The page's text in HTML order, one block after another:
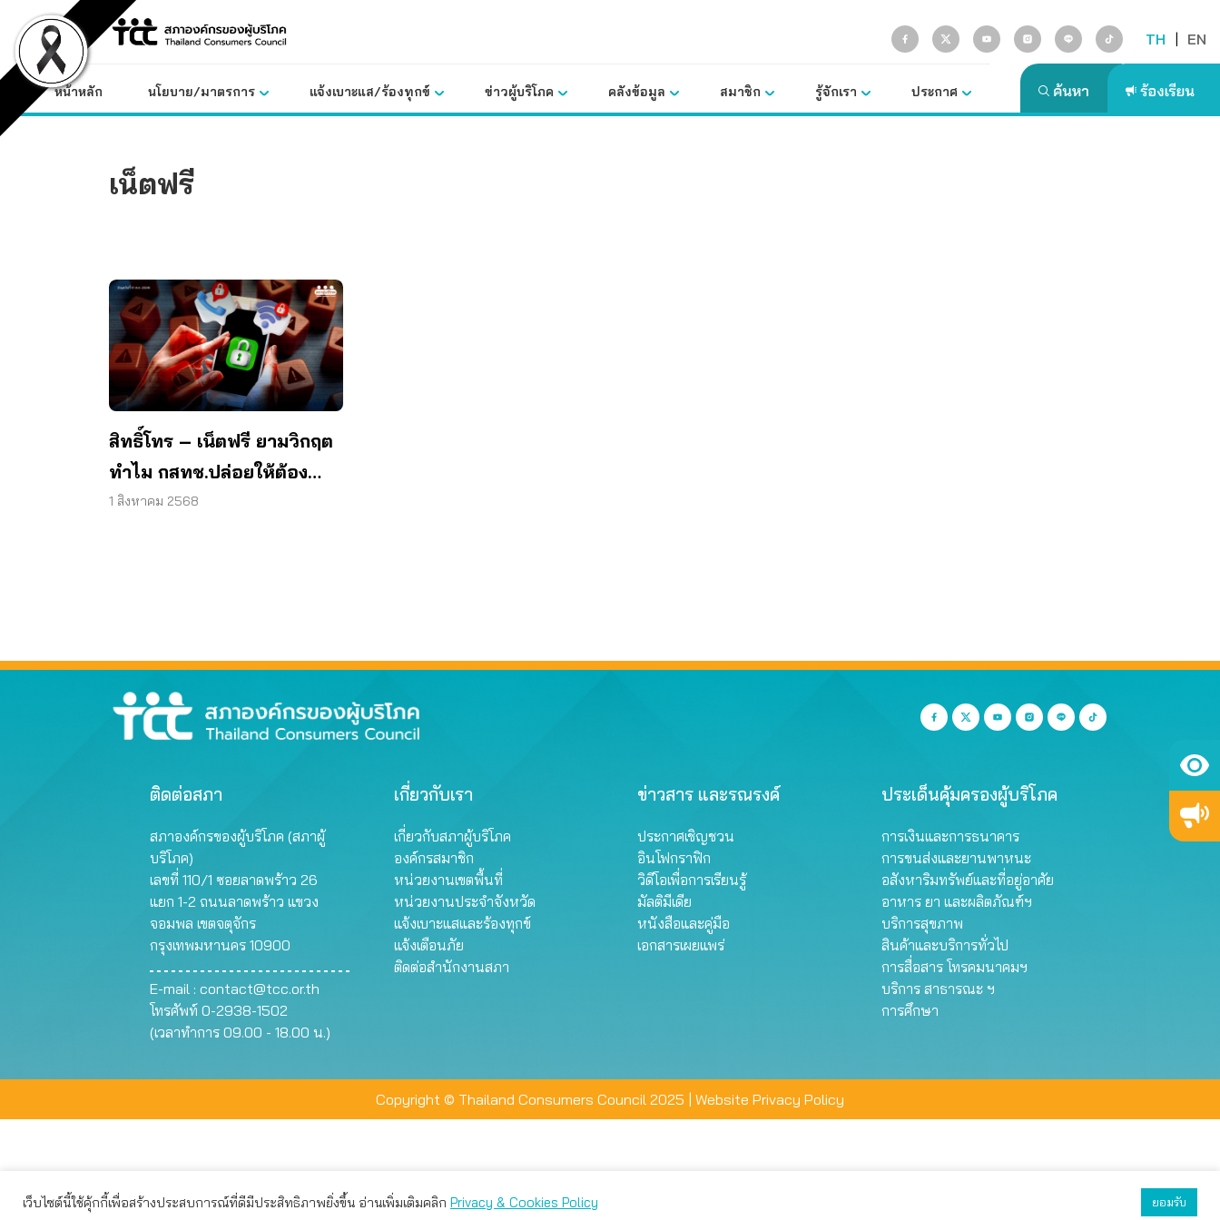
content
TH | EN
หน้าหลัก นโยบาย/มาตรการ แจ้งเบาะแส/ร้องทุกข์ ข่าวผู้บริโภค คลังข้อมูล สมาชิก รู้จักเรา ประกาศ
เน็ตฟรี
สิทธิ์โทร – เน็ตฟรี ยามวิกฤต
ทำไม กสทช.ปล่อยให้ต้อง
“กดรับ”
1 สิงหาคม 2568
ติดต่อสภา
สภาองค์กรของผู้บริโภค (สภาผู้
บริโภค)
เลขที่ 110/1 ซอยลาดพร้าว 26
แยก 1-2 ถนนลาดพร้าว แขวง
จอมพล เขตจตุจักร
กรุงเทพมหานคร 10900
E-mail : contact@tcc.or.th
โทรศัพท์ 0-2938-1502
(เวลาทำการ 09.00 - 18.00 น.)
เกี่ยวกับเรา
เกี่ยวกับสภาผู้บริโภค
องค์กรสมาชิก
หน่วยงานเขตพื้นที่
หน่วยงานประจำจังหวัด
แจ้งเบาะแสและร้องทุกข์
แจ้งเตือนภัย
ติดต่อสำนักงานสภา
ข่าวสาร และรณรงค์
ประกาศเชิญชวน
อินโฟกราฟิก
วิดีโอเพื่อการเรียนรู้
มัลติมีเดีย
หนังสือและคู่มือ
เอกสารเผยแพร่
ประเด็นคุ้มครองผู้บริโภค
การเงินและการธนาคาร
การขนส่งและยานพาหนะ
อสังหาริมทรัพย์และที่อยู่อาศัย
อาหาร ยา และผลิตภัณฑ์ฯ
บริการสุขภาพ
สินค้าและบริการทั่วไป
การสื่อสาร โทรคมนาคมฯ
บริการ สาธารณะ ฯ
การศึกษา
Copyright © Thailand Consumers Council 2025 | Website Privacy Policy
เว็บไซต์นี้ใช้คุ้กกี้เพื่อสร้างประสบการณ์ที่ดีมีประสิทธิภาพยิ่งขึ้น อ่านเพิ่มเติมคลิก Privacy & Cookies Policy ยอมรับ
เว็บไซต์นี้ใช้คุกกี้เพื่อมอบประสบการณ์การใช้งานที่ดีให้แก่ท่าน คุณสามารถเลือกตั้งค่าความเป็นส่วนตัวได้